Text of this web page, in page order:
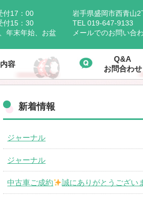
岩手県盛岡市西青山
TEL 019-647-9133
メールでのお問い合
17：00
：30
年末年始、お盆
容
Q&A
お問合わせ
新着情報
ジャーナル
ジャーナル
中古車ご成約 誠にありがとうござい